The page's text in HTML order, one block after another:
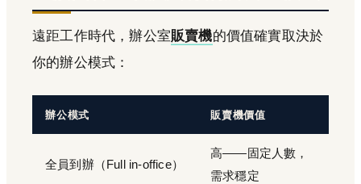
遠距工作時代，辦公室販賣機的價值確實取決於
你的辦公模式：
辦公模式 販賣機價值
全員到辦（Full in-office）
高——固定人數，
需求穩定